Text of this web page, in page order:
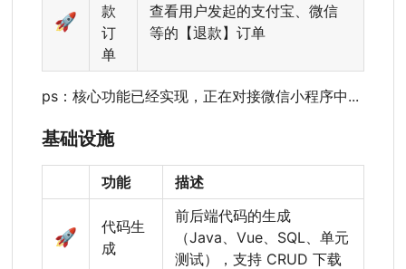
🚀
款
订
单
查看用户发起的支付宝、微信
等的【退款】订单
ps ： 核心功能已经实现 ， 正在对接微信小程序中...
基础设施
功能 描述
🚀
代码生
成
前后端代码的生成
（Java、Vue、SQL、单元
测试） ， 支持 CRUD 下载